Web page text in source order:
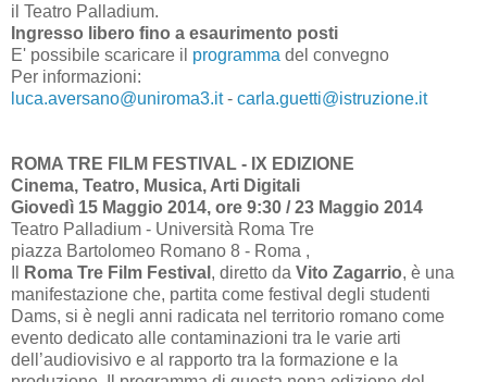
il Teatro Palladium.
Ingresso libero fino a esaurimento posti
E' possibile scaricare il programma del convegno
Per informazioni:
luca.aversano@uniroma3.it- carla.guetti@istruzione.it
ROMA TRE FILM FESTIVAL - IX EDIZIONE
Cinema, Teatro, Musica, Arti Digitali
Giovedì 15 Maggio 2014, ore 9:30 / 23 Maggio 2014
Teatro Palladium - Università Roma Tre
piazza Bartolomeo Romano 8 - Roma ,
Roma Tre Film Festival , diretto da Vito Zagarrio, è una
manifestazione che, partita come festival degli studenti
Dams, si è negli anni radicata nel territorio romano come
evento dedicato alle contaminazioni tra le varie arti
dell’audiovisivo e al rapporto tra la formazione e la